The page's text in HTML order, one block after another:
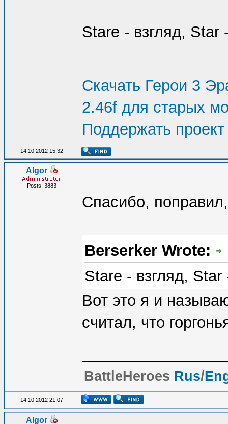
Stare - взгляд, Star
Скачать Герои 3
2.46f для старых
Поддержать проект
14.10.2012 15:32
Algor
Posts: 3883
Спасибо,
Berserker Wrote:
Stare - взгляд, Star
Вот это я и
считал, что
BattleHeroes Rus/
14.10.2012 21:07
Algor